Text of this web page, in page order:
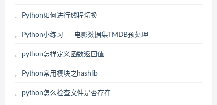
Python如何进行线程切换
Python小练习——电影数据集TMDB预处理
python怎样定义函数返回值
Python常用模块之hashlib
python怎么检查文件是否存在